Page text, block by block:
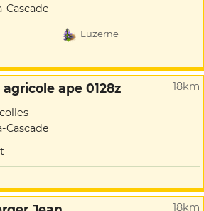
Cascade
Luzerne
ape 0128z 18km
Cascade
18km